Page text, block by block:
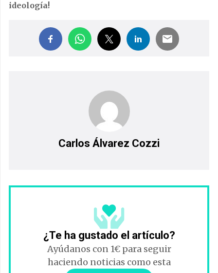
ideología!
Carlos Álvarez Cozzi
¿Te ha gustado el artículo?
Ayúdanos con 1€ para seguir
haciendo noticias como esta